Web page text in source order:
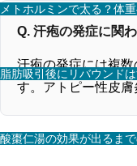
メトホルミンで太る？体
脂肪吸引後にリバウンド
酸棗仁湯の効果が出るま
Q. 汗疱の発症に関
汗疱の発症には複
す。アトピー性皮